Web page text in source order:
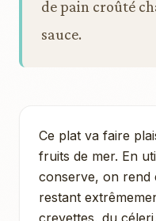
de pain croûté
sauce.
Ce plat va faire
fruits de mer. En
conserve, on rend
restant
crevettes, du